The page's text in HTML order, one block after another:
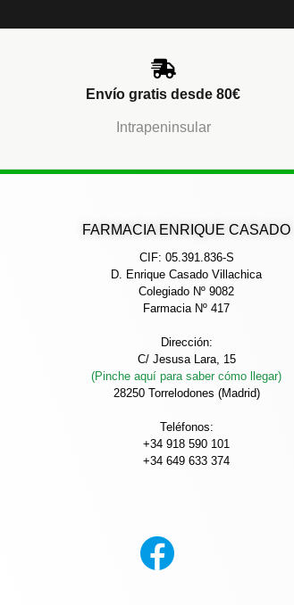
Envío gratis desde 80€
Intrapeninsular
FARMACIA ENRIQUE CASADO
CIF: 05.391.836-S
D. Enrique Casado Villachica
Colegiado Nº 9082
Farmacia Nº 417
Dirección:
C/ Jesusa Lara, 15
(Pinche aquí para saber cómo llegar)
28250 Torrelodones (Madrid)
Teléfonos:
+34 918 590 101
+34 649 633 374